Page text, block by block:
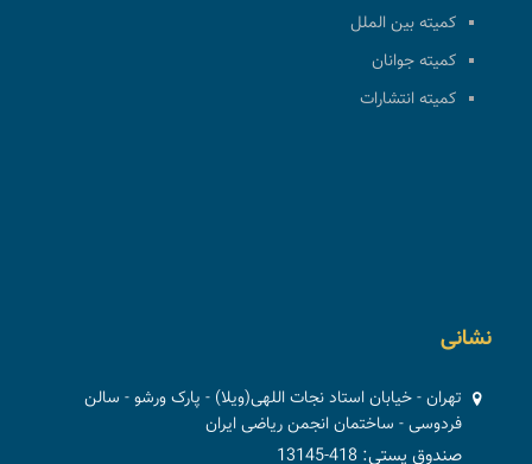
کمیته بین الملل
کمیته جوانان
کمیته انتشارات
نشانی
تهران - خیابان استاد نجات اللهی(ویلا) - پارک ورشو - سالن
فردوسی - ساختمان انجمن ریاضی ایران
صندوق پستی: 418-13145